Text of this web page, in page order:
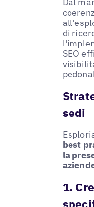
di
SEO
sedi
best
la
1.